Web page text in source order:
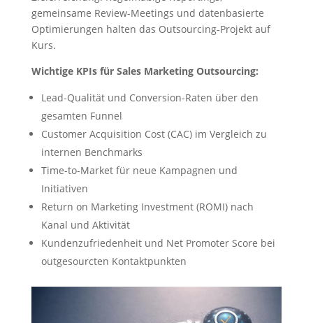
gemeinsame Review-Meetings und datenbasierte
Optimierungen halten das Outsourcing-Projekt auf
Kurs.
Wichtige KPIs für Sales Marketing Outsourcing:
Lead-Qualität und Conversion-Raten über den
gesamten Funnel
Customer Acquisition Cost (CAC) im Vergleich zu
internen Benchmarks
Time-to-Market für neue Kampagnen und
Initiativen
Return on Marketing Investment (ROMI) nach
Kanal und Aktivität
Kundenzufriedenheit und Net Promoter Score bei
outgesourcten Kontaktpunkten